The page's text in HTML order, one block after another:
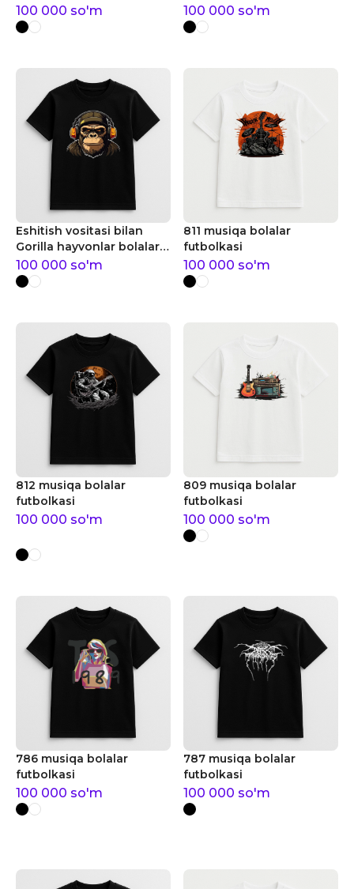
100 000 so'm
futbolkasi
100 000 so'm
Eshitish vositasi bilan
Gorilla hayvonlar bolalar
futbolkasi
100 000 so'm
811 musiqa bolalar
futbolkasi
100 000 so'm
812 musiqa bolalar
futbolkasi
100 000 so'm
809 musiqa bolalar
futbolkasi
100 000 so'm
786 musiqa bolalar
futbolkasi
100 000 so'm
787 musiqa bolalar
futbolkasi
100 000 so'm